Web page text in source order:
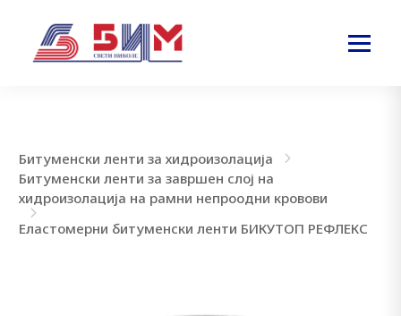
Битуменски ленти за хидроизолација
Битуменски ленти за завршен слој на
хидроизолација на рамни непроодни кровови
Еластомерни битуменски ленти БИКУТОП РЕФЛЕКС